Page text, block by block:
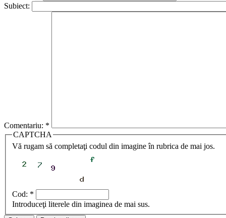
Subiect:
Comentariu: *
CAPTCHA
Vă rugam să completaţi codul din imagine în rubrica de mai jos.
Cod: *
Introduceţi literele din imaginea de mai sus.